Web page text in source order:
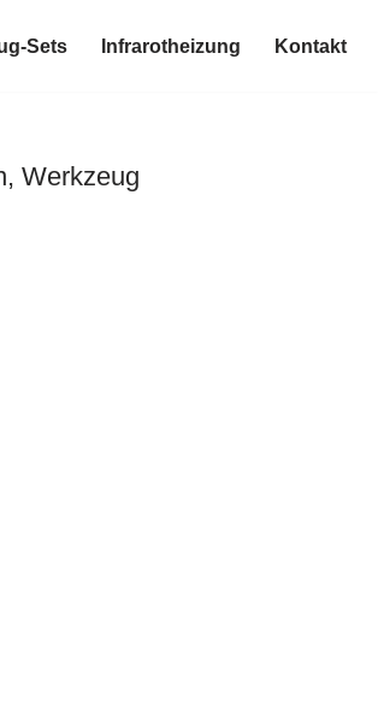
Sets Infrarotheizung Kontakt
Werkzeug